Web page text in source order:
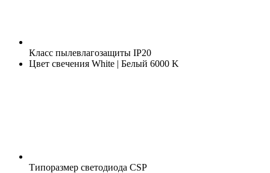
Класс пылевлагозащиты IP20
Цвет свечения White | Белый 6000 K
Типоразмер светодиода CSP